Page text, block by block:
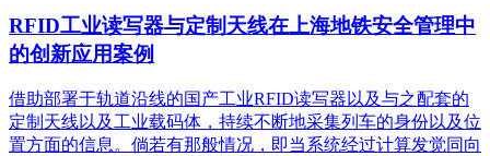
RFID工业读写器与定制天线在上海地铁安全管理中
的创新应用案例
借助部署于轨道沿线的国产工业RFID读写器以及与之配套的
定制天线以及工业载码体，持续不断地采集列车的身份以及位
置方面的信息。倘若有那般情况，即当系统经过计算发觉同向